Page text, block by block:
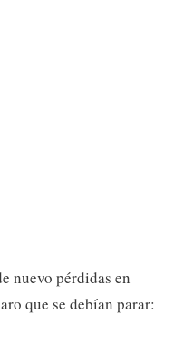
nuevo pérdidas en
que se debían parar: